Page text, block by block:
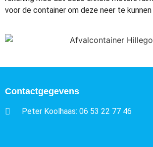
voor de container om deze neer te
Contactgegevens
Peter Koolhaas: 06 53 22 77 46